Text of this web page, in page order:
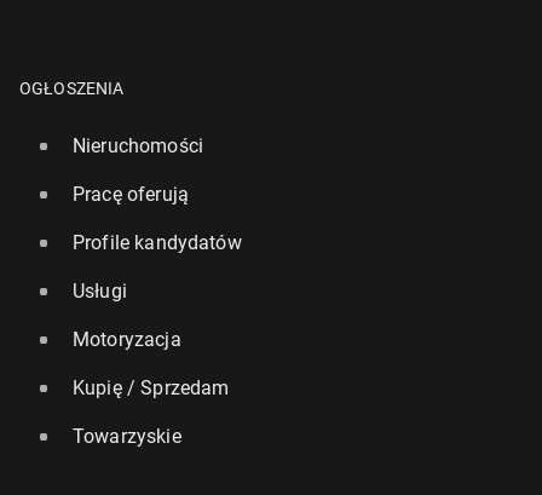
OGŁOSZENIA
Nieruchomości
Pracę oferują
Profile kandydatów
Usługi
Motoryzacja
Kupię / Sprzedam
Towarzyskie